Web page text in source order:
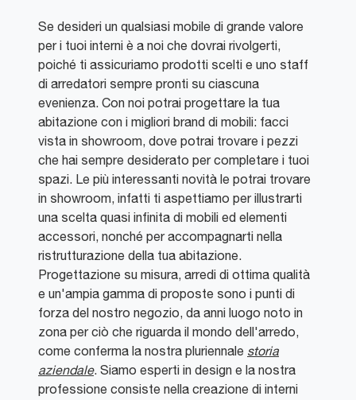
Se desideri un qualsiasi mobile di grande valore
per i tuoi interni è a noi che dovrai rivolgerti,
poiché ti assicuriamo prodotti scelti e uno staff
di arredatori sempre pronti su ciascuna
evenienza. Con noi potrai progettare la tua
abitazione con i migliori brand di mobili: facci
vista in showroom, dove potrai trovare i pezzi
che hai sempre desiderato per completare i tuoi
spazi. Le più interessanti novità le potrai trovare
in showroom, infatti ti aspettiamo per illustrarti
una scelta quasi infinita di mobili ed elementi
accessori, nonché per accompagnarti nella
ristrutturazione della tua abitazione.
Progettazione su misura, arredi di ottima qualità
e un'ampia gamma di proposte sono i punti di
forza del nostro negozio, da anni luogo noto in
zona per ciò che riguarda il mondo dell'arredo,
come conferma la nostra pluriennale storia
aziendale. Siamo esperti in design e la nostra
professione consiste nella creazione di interni